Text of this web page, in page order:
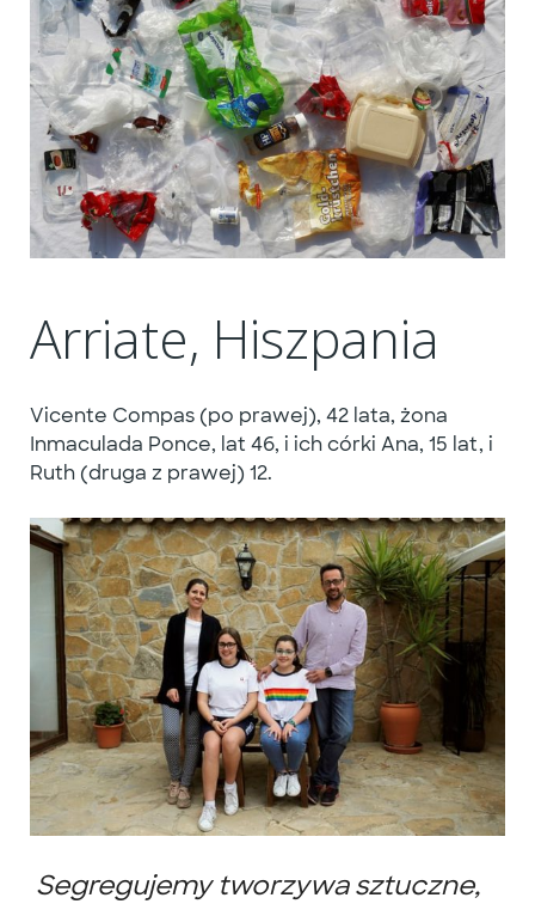
Arriate, Hiszpania
Vicente Compas (po prawej), 42 lata, żona
Inmaculada Ponce, lat 46, i ich córki Ana, 15 lat, i
Ruth (druga z prawej) 12.
Segregujemy tworzywa sztuczne,